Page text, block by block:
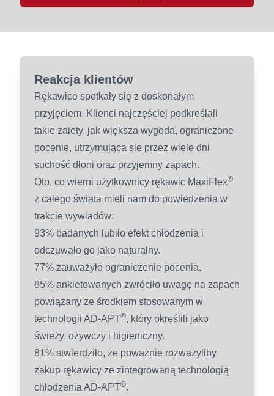
Reakcja klientów
Rękawice spotkały się z doskonałym
przyjęciem. Klienci najczęściej podkreślali
takie zalety, jak większa wygoda, ograniczone
pocenie, utrzymująca się przez wiele dni
suchość dłoni oraz przyjemny zapach.
Oto, co wierni użytkownicy rękawic MaxiFlex®
z całego świata mieli nam do powiedzenia w
trakcie wywiadów:
93% badanych lubiło efekt chłodzenia i
odczuwało go jako naturalny.
77% zauważyło ograniczenie pocenia.
85% ankietowanych zwróciło uwagę na zapach
powiązany ze środkiem stosowanym w
technologii AD-APT®, który określili jako
świeży, ożywczy i higieniczny.
81% stwierdziło, że poważnie rozważyliby
zakup rękawicy ze zintegrowaną technologią
chłodzenia AD-APT®.